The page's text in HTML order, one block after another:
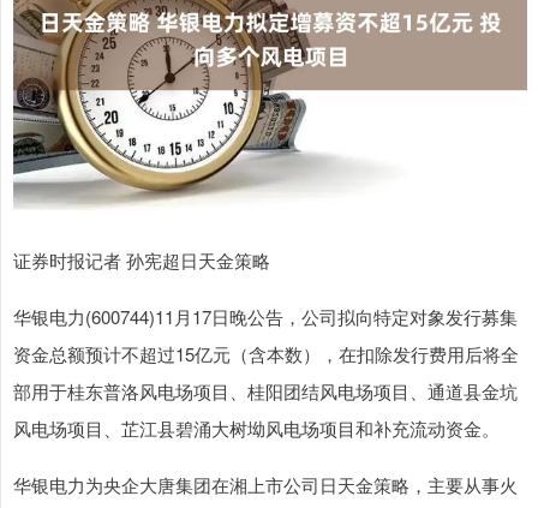
证券时报记者 孙宪超日天金策略
华银电力(600744)11月17日晚公告，公司拟向特定对象发行募集
资金总额预计不超过15亿元（含本数），在扣除发行费用后将全
部用于桂东普洛风电场项目、桂阳团结风电场项目、通道县金坑
风电场项目、芷江县碧涌大树坳风电场项目和补充流动资金。
华银电力为央企大唐集团在湘上市公司日天金策略，主要从事火